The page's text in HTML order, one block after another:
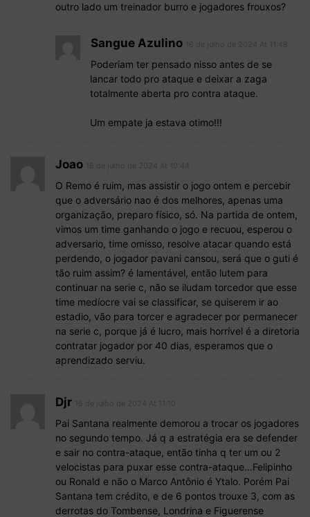
outro lado um treinador burro e jogadores frouxos?
Sangue Azulino
Poderiam ter pensado nisso antes de se
lancar todo pro ataque e deixar a zaga
totalmente aberta pro contra ataque.
Um empate ja estava otimo!!!
Joao
O Remo é ruim, mas assistir o jogo ontem e percebir
que o adversário nao é dos melhores, apenas uma
organização, preparo físico, só. Na partida de ontem,
vimos um time ganhando o jogo e recuou, esperou o
adversario, time omisso, resolve atacar quando está
perdendo, o jogador pavani cansou, será que o guti é
tão ruim assim? é lamentável, então lutem para
continuar na serie c, não se iludam torcedor que esse
time medíocre vai se classificar, se quiserem ir ao
estadio, vão para torcer e agradecer por permanecer
na serie c, porque já é lucro, mais horrível é a diretoria
contratar jogador por 40 dias, esperamos que o
aprendizado serviu.
Djr
Pai Santana realmente demorou a trocar os jogadores
no segundo tempo. Já q a estratégia era se defender
e sair no contra-ataque, então tinha q ter um ou 2
velocistas para puxar esse contra-ataque…Felipinho
ou Ronald e não o Marco Antônio é Ytalo. Porém Pai
Santana tem crédito, e de 6 pontos trouxe 3, com as
derrotas do Tombense, Londrina e Figuerense